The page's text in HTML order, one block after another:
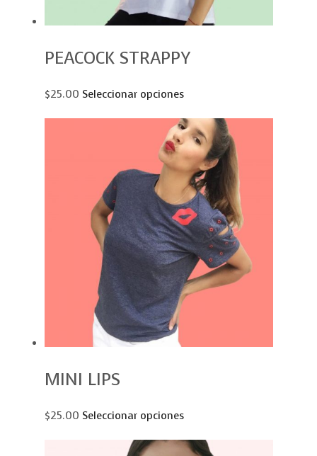
PEACOCK STRAPPY
$25.00 Seleccionar opciones
MINI LIPS
$25.00 Seleccionar opciones